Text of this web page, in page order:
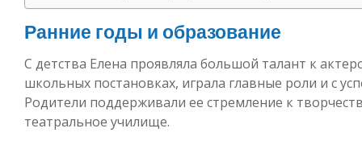
Ранние годы и образование
С детства Елена проявляла большой талант к
школьных постановках, играла главные роли и с
Родители поддерживали ее стремление к
театральное училище.